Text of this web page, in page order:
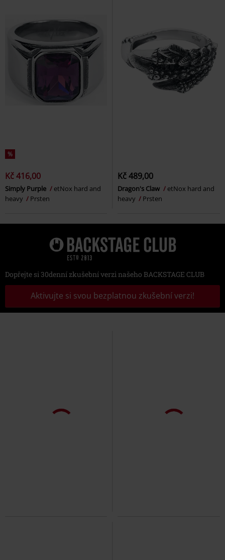
%
Kč 416,00
Simply Purple
etNox hard and
heavy
Prsten
Kč 489,00
Dragon's Claw
etNox hard and
heavy
Prsten
Dopřejte si 30denní zkušební verzi našeho BACKSTAGE CLUB
Aktivujte si svou bezplatnou zkušební verzi!